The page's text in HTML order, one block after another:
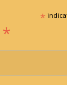
*
*